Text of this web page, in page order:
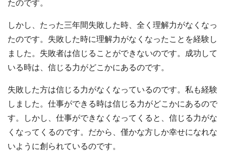
たのです。
しかし、たった三年間失敗した時、全く理解力がなくなっ
たのです。失敗した時に理解力がなくなったことを経験し
ました。失敗者は信じることができないのです。成功して
いる時は、信じる力がどこかにあるのです。
失敗した方は信じる力がなくなっているのです。私も経験
しました。仕事ができる時は信じる力がどこかにあるので
す。しかし、仕事ができなくなってくると、信じる力がな
くなってくるのです。だから、僅かな方しか幸せになれな
いように創られているのです。